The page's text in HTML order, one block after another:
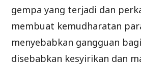
gempa yang terjadi dan
membuat kemudharatan
menyebabkan gangguan
disebabkan kesyirikan dan